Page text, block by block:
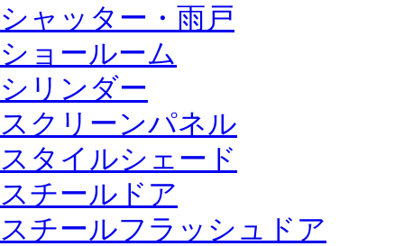
シャッター・雨戸
ショールーム
シリンダー
スクリーンパネル
スタイルシェード
スチールドア
スチールフラッシュドア